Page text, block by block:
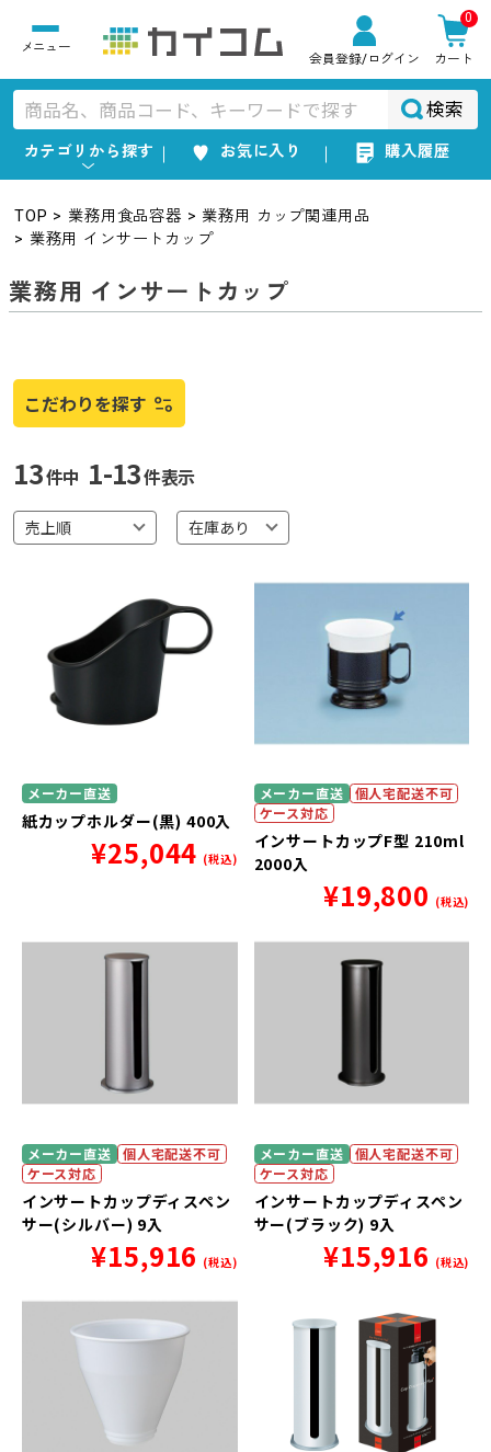
会員登録/ログイン
0
カート
検索
カテゴリから探す お気に入り 購入履歴
TOP 業務用食品容器
業務用 カップ関連用品
業務用 インサートカップ
業務用 インサートカップ
こだわりを探す
13件中 1-13件表示
メーカー直送
紙カップホルダー(黒) 400入
¥25,044 (税込)
メーカー直送
個人宅配送不可
ケース対応
インサートカップF型 210ml
2000入
¥19,800 (税込)
メーカー直送
個人宅配送不可
ケース対応
インサートカップディスペン
サー(シルバー) 9入
¥15,916 (税込)
メーカー直送
個人宅配送不可
ケース対応
インサートカップディスペン
サー(ブラック) 9入
¥15,916 (税込)